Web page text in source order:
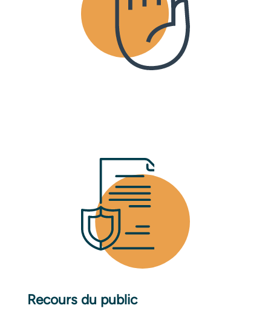
Recours du public